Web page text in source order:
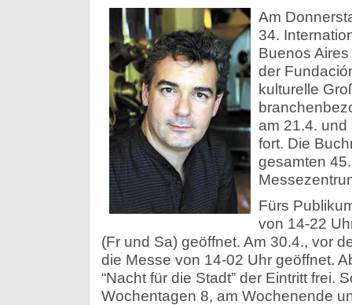
Am
34.
Buenos
der
kulturelle
am 21.4. und
fort. Die
gesamten
Fürs
von 14-22
(Fr und Sa) geöffnet. Am 30.4., vor
die Messe von 14-02 Uhr geöffnet.
“Nacht für die Stadt” der Eintritt frei.
Wochentagen 8, am Wochenende